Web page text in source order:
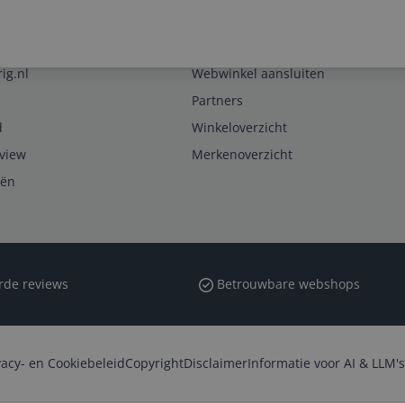
Webwinkel aansluiten
Partners
Winkeloverzicht
Merkenoverzicht
reviews Betrouwbare webshops
en CookiebeleidCopyrightDisclaimerInformatie voor AI & LLM's